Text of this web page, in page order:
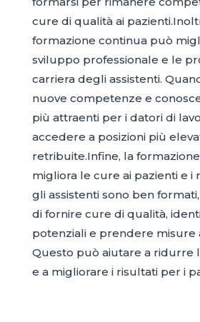
cure di qualità ai
formazione continua può
sviluppo professionale e le
carriera degli assistenti.
nuove competenze e
più attraenti per i datori di
accedere a posizioni più
retribuite.Infine, la
migliora le cure ai pazienti e i
gli assistenti sono ben
di fornire cure di qualità,
potenziali e prendere misure
Questo può aiutare a ridurre
e a migliorare i risultati per i